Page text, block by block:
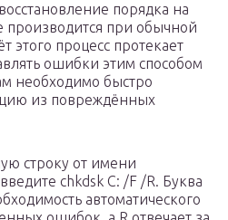
порядка на
производится при обычной
этого процесс протекает
ошибки этим способом
необходимо быстро
из повреждённых
строку от имени
chkdsk C: /F /R. Буква
автоматического